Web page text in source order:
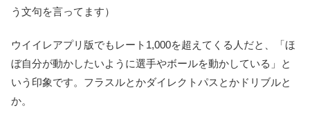
う文句を言ってます）
ウイイレアプリ版でもレート1,000を超えてくる人だと、「ほ
ぼ自分が動かしたいように選手やボールを動かしている」と
いう印象です。フラスルとかダイレクトパスとかドリブルと
か。